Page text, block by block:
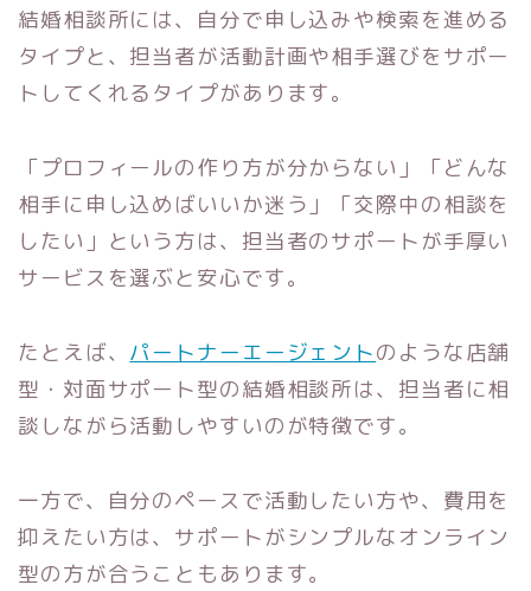
結婚相談所には、自分で申し込みや検索を進める
タイプと、担当者が活動計画や相手選びをサポー
トしてくれるタイプがあります。
「プロフィールの作り方が分からない」「どんな
相手に申し込めばいいか迷う」「交際中の相談を
したい」という方は、担当者のサポートが手厚い
サービスを選ぶと安心です。
たとえば、 パートナーエージェントのような店舗
型・対面サポート型の結婚相談所は、担当者に相
談しながら活動しやすいのが特徴です。
一方で、自分のペースで活動したい方や、費用を
抑えたい方は、サポートがシンプルなオンライン
型の方が合うこともあります。